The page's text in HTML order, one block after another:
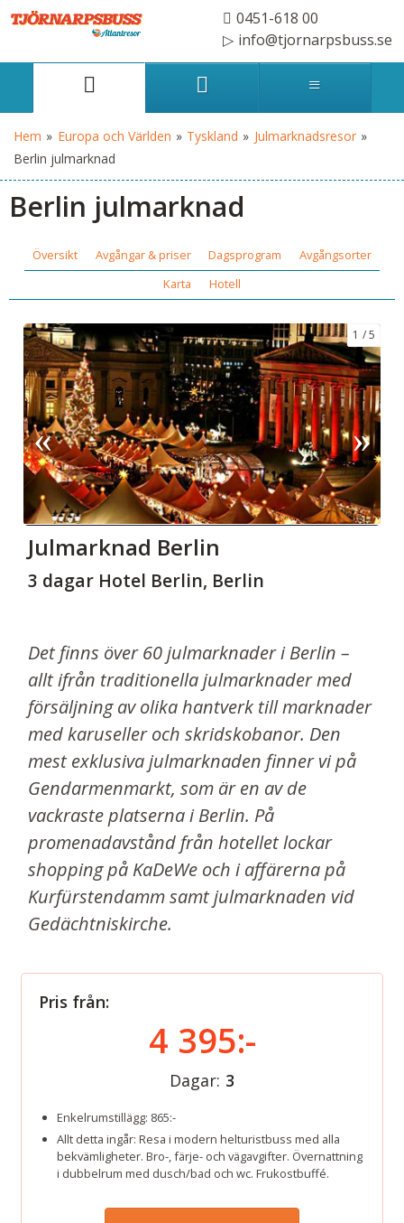
0451-618 00
info@tjornarpsbuss.se
Hem » Europa och Världen » Tyskland » Julmarknadsresor »
Berlin julmarknad
Berlin julmarknad
Översikt Avgångar & priser Dagsprogram
Avgångsorter
Karta
Hotell
1 5
Julmarknad Berlin
3 dagar Hotel Berlin, Berlin
Det finns över 60 julmarknader i Berlin –
allt ifrån traditionella julmarknader med
försäljning av olika hantverk till marknader
med karuseller och skridskobanor. Den
mest exklusiva julmarknaden finner vi på
Gendarmenmarkt, som är en av de
vackraste platserna i Berlin. På
promenadavstånd från hotellet lockar
shopping på KaDeWe och i affärerna på
Kurfürstendamm samt julmarknaden vid
Gedächtniskirche.
Pris från:
4 395:-
Dagar: 3
Enkelrumstillägg: 865:-
Allt detta ingår: Resa i modern helturistbuss med alla
bekvämligheter. Bro-, färje- och vägavgifter. Övernattning
i dubbelrum med dusch/bad och wc. Frukostbuffé.